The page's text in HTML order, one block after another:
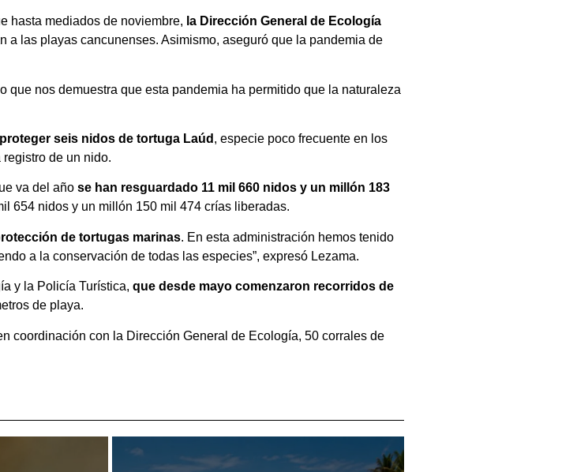
hasta mediados de noviembre, la Dirección General de Ecología
a las playas cancunenses. Asimismo, aseguró que la pandemia de
nos demuestra que esta pandemia ha permitido que la naturaleza
seis nidos de tortuga Laúd , especie poco frecuente en los
de un nido.
va del año se han resguardado 11 mil 660 nidos y un millón 183
654 nidos y un millón 150 mil 474 crías liberadas.
de tortugas marinas. En esta administración hemos tenido
a la conservación de todas las especies”, expresó Lezama.
y la Policía Turística, que desde mayo comenzaron recorridos de
de playa.
coordinación con la Dirección General de Ecología, 50 corrales de